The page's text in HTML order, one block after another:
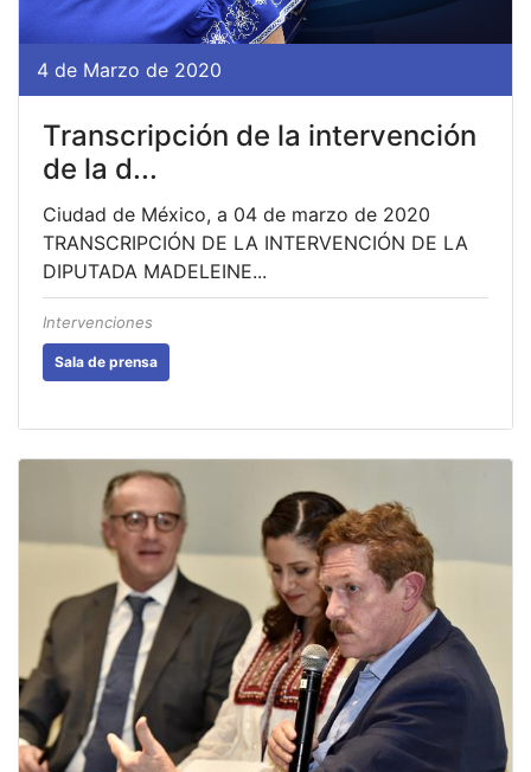
4 de Marzo de 2020
Transcripción de la intervención
de la d...
Ciudad de México, a 04 de marzo de 2020
TRANSCRIPCIÓN DE LA INTERVENCIÓN DE LA
DIPUTADA MADELEINE...
Intervenciones
Sala de prensa